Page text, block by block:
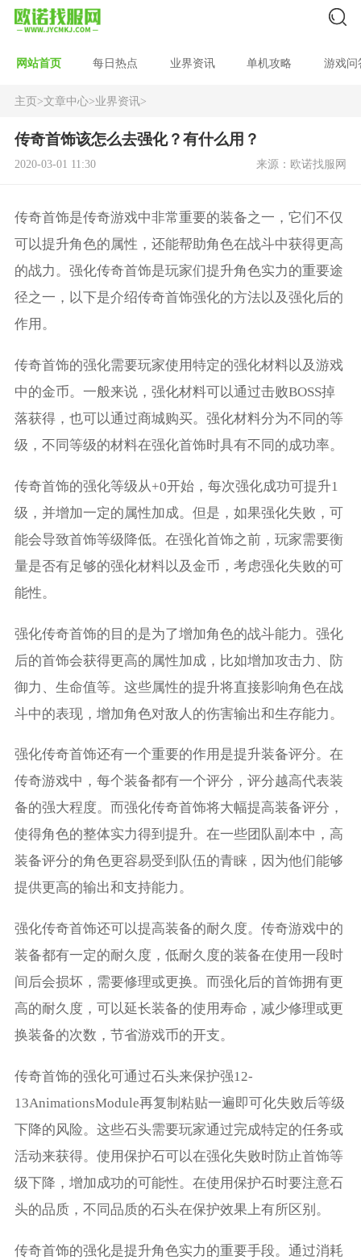
网站首页 每日热点 业界资讯 单机攻略 游戏问
主页>文章中心>业界资讯>
传奇首饰该怎么去强化？有什么用？
2020-03-01 11:30 来源：欧诺找服网
传奇首饰是传奇游戏中非常重要的装备之一，它们不仅
可以提升角色的属性，还能帮助角色在战斗中获得更高
的战力。强化传奇首饰是玩家们提升角色实力的重要途
径之一，以下是介绍传奇首饰强化的方法以及强化后的
作用。
传奇首饰的强化需要玩家使用特定的强化材料以及游戏
中的金币。一般来说，强化材料可以通过击败BOSS掉
落获得，也可以通过商城购买。强化材料分为不同的等
级，不同等级的材料在强化首饰时具有不同的成功率。
传奇首饰的强化等级从+0开始，每次强化成功可提升1
级，并增加一定的属性加成。但是，如果强化失败，可
能会导致首饰等级降低。在强化首饰之前，玩家需要衡
量是否有足够的强化材料以及金币，考虑强化失败的可
能性。
强化传奇首饰的目的是为了增加角色的战斗能力。强化
后的首饰会获得更高的属性加成，比如增加攻击力、防
御力、生命值等。这些属性的提升将直接影响角色在战
斗中的表现，增加角色对敌人的伤害输出和生存能力。
强化传奇首饰还有一个重要的作用是提升装备评分。在
传奇游戏中，每个装备都有一个评分，评分越高代表装
备的强大程度。而强化传奇首饰将大幅提高装备评分，
使得角色的整体实力得到提升。在一些团队副本中，高
装备评分的角色更容易受到队伍的青睐，因为他们能够
提供更高的输出和支持能力。
强化传奇首饰还可以提高装备的耐久度。传奇游戏中的
装备都有一定的耐久度，低耐久度的装备在使用一段时
间后会损坏，需要修理或更换。而强化后的首饰拥有更
高的耐久度，可以延长装备的使用寿命，减少修理或更
换装备的次数，节省游戏币的开支。
传奇首饰的强化可通过石头来保护强12-
13AnimationsModule再复制粘贴一遍即可化失败后等级
下降的风险。这些石头需要玩家通过完成特定的任务或
活动来获得。使用保护石可以在强化失败时防止首饰等
级下降，增加成功的可能性。在使用保护石时要注意石
头的品质，不同品质的石头在保护效果上有所区别。
传奇首饰的强化是提升角色实力的重要手段。通过消耗